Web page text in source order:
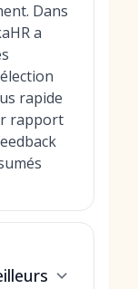
Dans
a
rapide
rapport